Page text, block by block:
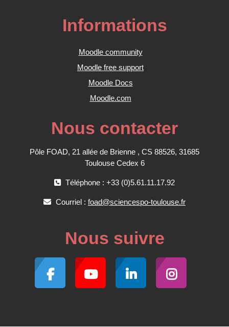
Informations
Moodle community
Moodle free support
Moodle Docs
Moodle.com
Nous contacter
Pôle FOAD, 21 allée de Brienne , CS 88526, 31685
Toulouse Cedex 6
Téléphone : +33 (0)5.61.11.17.92
Courriel : foad@sciencespo-toulouse.fr
Nous suivre